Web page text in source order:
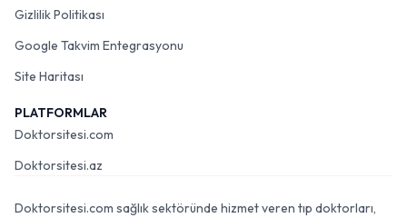
Gizlilik Politikası
Google Takvim Entegrasyonu
Site Haritası
PLATFORMLAR
Doktorsitesi.com
Doktorsitesi.az
Doktorsitesi.com sağlık sektöründe hizmet veren tıp doktorları,